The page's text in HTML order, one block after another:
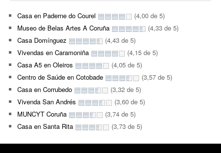
Casa en Paderne do Courel
(4,00 de 5)
Museo de Belas Artes A Coruña
(4,33 de 5)
Casa Domínguez
(4,43 de 5)
Vivendas en Caramoniña
(4,15 de 5)
Casa A5 en Oleiros
(4,05 de 5)
Centro de Saúde en Cotobade
(3,57 de 5)
Casa en Corrubedo
(3,32 de 5)
Vivenda San Andrés
(3,60 de 5)
MUNCYT Coruña
(3,74 de 5)
Casa en Santa Rita
(3,73 de 5)